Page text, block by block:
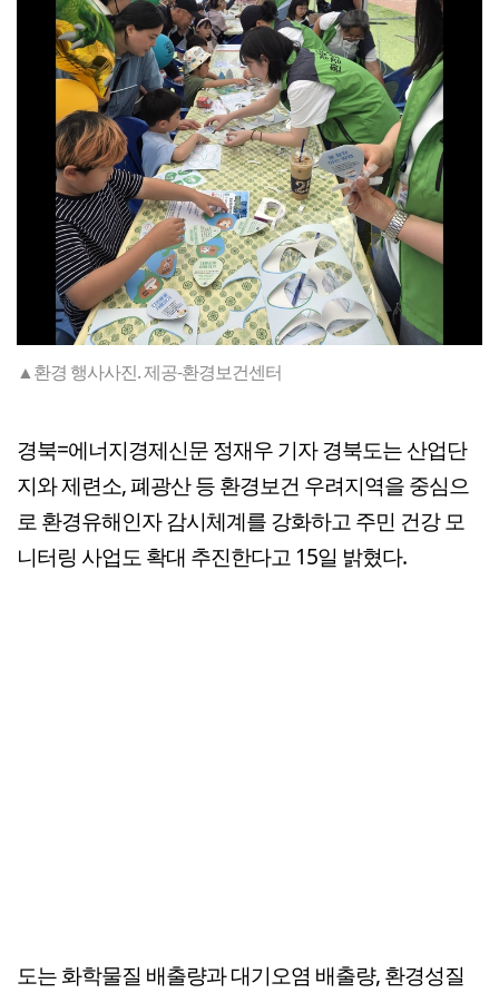
▲환경 행사사진. 제공-환경보건센터
경북=에너지경제신문 정재우 기자 경북도는 산업단
지와 제련소, 폐광산 등 환경보건 우려지역을 중심으
로 환경유해인자 감시체계를 강화하고 주민 건강 모
니터링 사업도 확대 추진한다고 15일 밝혔다.
도는 화학물질 배출량과 대기오염 배출량, 환경성질